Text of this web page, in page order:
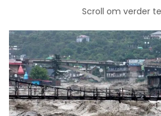
Scroll om verder